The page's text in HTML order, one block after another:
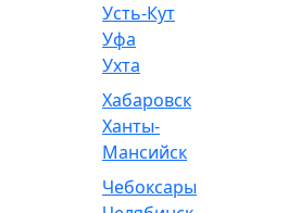
Усть-Кут
Уфа
Ухта
Хабаровск
Ханты-
Мансийск
Чебоксары